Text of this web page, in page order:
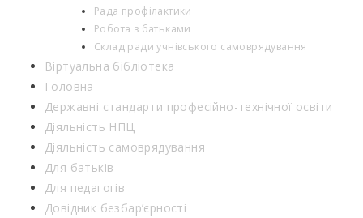
Рада профілактики
Робота з батьками
Склад ради учнівського самоврядування
Віртуальна бібліотека
Головна
Державні стандарти професійно-технічної освіти
Діяльність НПЦ
Діяльність самоврядування
Для батьків
Для педагогів
Довідник безбар’єрності